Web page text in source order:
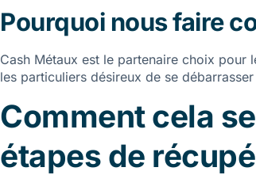
Pourquoi nous faire
Cash Métaux est le partenaire choix pour
les particuliers désireux de se
Comment cela
étapes de